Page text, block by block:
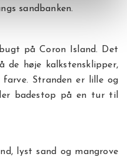
sandbanken.
på Coron Island. Det
de høje kalkstensklipper,
Stranden er lille og
badestop på en tur til
lyst sand og mangrove